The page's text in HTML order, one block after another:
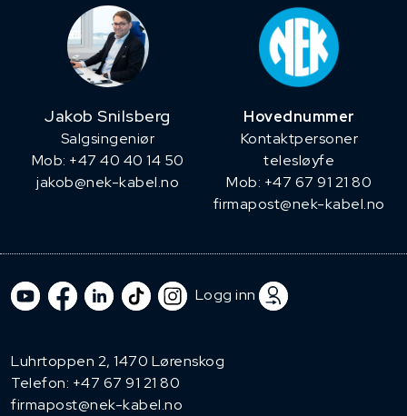
Jakob Snilsberg
​Salgsingeniør
Mob: +47 40 40 14 50
jakob@nek-kabel.no
Hovednummer
Kontaktpersoner
telesløyfe
Mob: +47 67 91 21 80
firmapost@nek-kabel.no
Logg inn
Luhrtoppen 2, 1470 Lørenskog
Telefon: +47 67 91 21 80
firmapost@nek-kabel.no